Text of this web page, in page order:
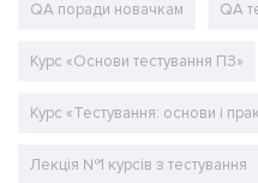
QA поради новачкам QA
Курс «Основи тестування ПЗ»
Курс «Тестування: основи і
Лекція №1 курсів з тестування